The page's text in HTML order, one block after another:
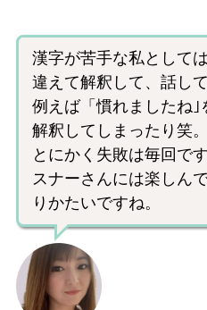
漢字が苦手な私として
違えて解釈して、話し
例えば「慣れましたね｣
解釈してしまったり笑。
とにかく失敗は毎回で
スナーさんには楽しん
りかたいですね。